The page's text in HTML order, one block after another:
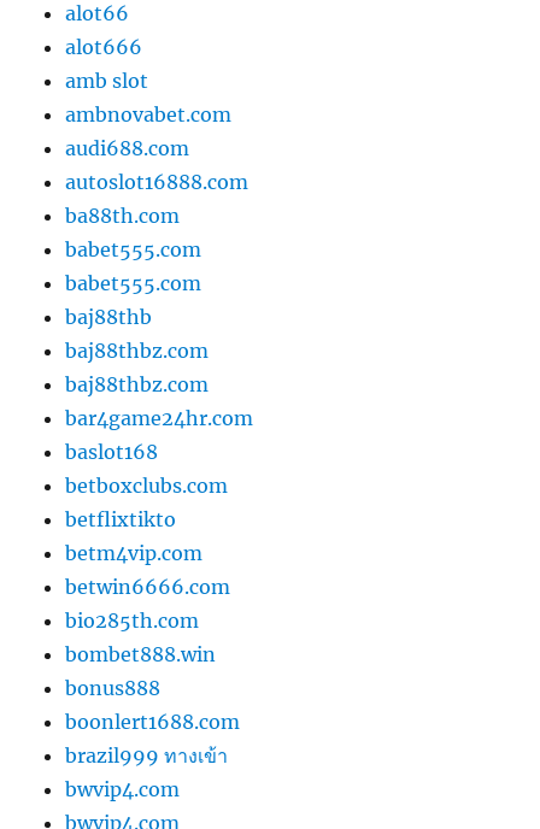
alot66
alot666
amb slot
ambnovabet.com
audi688.com
autoslot16888.com
ba88th.com
babet555.com
babet555.com
baj88thb
baj88thbz.com
baj88thbz.com
bar4game24hr.com
baslot168
betboxclubs.com
betflixtikto
betm4vip.com
betwin6666.com
bio285th.com
bombet888.win
bonus888
boonlert1688.com
brazil999 ทางเข้า
bwvip4.com
bwvip4.com